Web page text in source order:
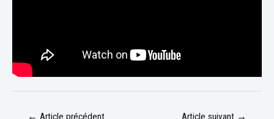
← Article précédent Article suivant →